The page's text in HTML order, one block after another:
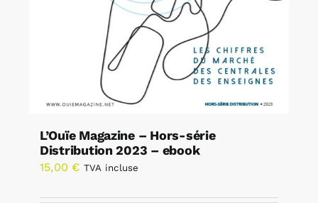
L’Ouïe Magazine – Hors-série
Distribution 2023 – ebook
15,00 € TVA incluse